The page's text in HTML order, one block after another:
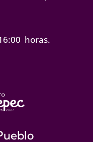
horas.